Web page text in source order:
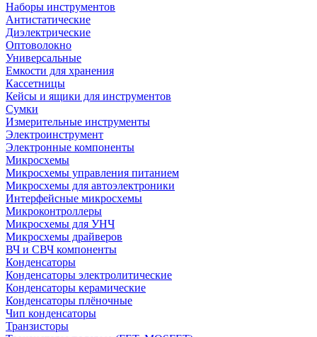
Наборы инструментов
Антистатические
Диэлектрические
Оптоволокно
Универсальные
Емкости для хранения
Кассетницы
Кейсы и ящики для инструментов
Сумки
Измерительные инструменты
Электроинструмент
Электронные компоненты
Микросхемы
Микросхемы управления питанием
Микросхемы для автоэлектроники
Интерфейсные микросхемы
Микроконтроллеры
Микросхемы для УНЧ
Микросхемы драйверов
ВЧ и СВЧ компоненты
Конденсаторы
Конденсаторы электролитические
Конденсаторы керамические
Конденсаторы плёночные
Чип конденсаторы
Транзисторы